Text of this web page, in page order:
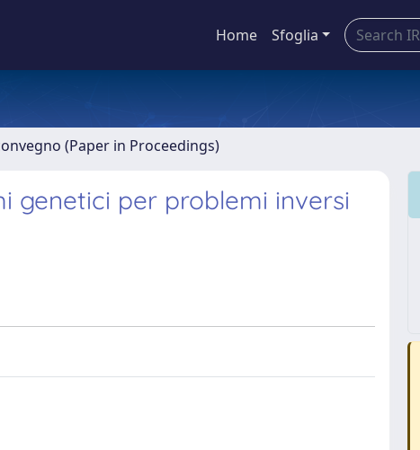
Home Sfoglia
(Paper in Proceedings)
genetici per problemi inversi